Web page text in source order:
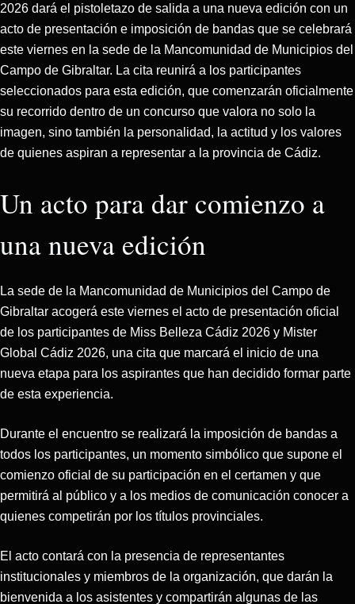
2026 dará el pistoletazo de salida a una nueva edición con un
acto de presentación e imposición de bandas que se celebrará
este viernes en la sede de la Mancomunidad de Municipios del
Campo de Gibraltar. La cita reunirá a los participantes
seleccionados para esta edición, que comenzarán oficialmente
su recorrido dentro de un concurso que valora no solo la
imagen, sino también la personalidad, la actitud y los valores
de quienes aspiran a representar a la provincia de Cádiz.
Un acto para dar comienzo a
una nueva edición
La sede de la Mancomunidad de Municipios del Campo de
Gibraltar acogerá este viernes el acto de presentación oficial
de los participantes de Miss Belleza Cádiz 2026 y Mister
Global Cádiz 2026, una cita que marcará el inicio de una
nueva etapa para los aspirantes que han decidido formar parte
de esta experiencia.
Durante el encuentro se realizará la imposición de bandas a
todos los participantes, un momento simbólico que supone el
comienzo oficial de su participación en el certamen y que
permitirá al público y a los medios de comunicación conocer a
quienes competirán por los títulos provinciales.
El acto contará con la presencia de representantes
institucionales y miembros de la organización, que darán la
bienvenida a los asistentes y compartirán algunas de las